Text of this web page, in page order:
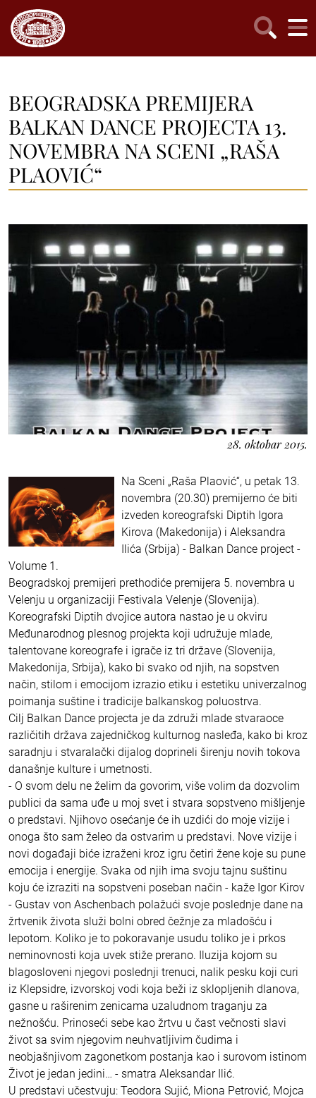
BEOGRADSKA PREMIJERA
BALKAN DANCE PROJECTA 13.
NOVEMBRA NA SCENI „RAŠA
PLAOVIĆ“
28. oktobar 2015.
Na Sceni „Raša Plaović“, u petak 13.
novembra (20.30) premijerno će biti
izveden koreografski Diptih Igora
Kirova (Makedonija) i Aleksandra
Ilića (Srbija) - Balkan Dance project -
Volume 1.
Beogradskoj premijeri prethodiće premijera 5. novembra u
Velenju u organizaciji Festivala Velenje (Slovenija).
Koreografski Diptih dvojice autora nastao je u okviru
Međunarodnog plesnog projekta koji udružuje mlade,
talentovane koreografe i igrače iz tri države (Slovenija,
Makedonija, Srbija), kako bi svako od njih, na sopstven
način, stilom i emocijom izrazio etiku i estetiku univerzalnog
poimanja suštine i tradicije balkanskog poluostrva.
Cilj Balkan Dance projecta je da združi mlade stvaraoce
različitih država zajedničkog kulturnog nasleđa, kako bi kroz
saradnju i stvaralački dijalog doprineli širenju novih tokova
današnje kulture i umetnosti.
- O svom delu ne želim da govorim, više volim da dozvolim
publici da sama uđe u moj svet i stvara sopstveno mišljenje
o predstavi. Njihovo osećanje će ih uzdići do moje vizije i
onoga što sam želeo da ostvarim u predstavi. Nove vizije i
novi događaji biće izraženi kroz igru četiri žene koje su pune
emocija i energije. Svaka od njih ima svoju tajnu suštinu
koju će izraziti na sopstveni poseban način - kaže Igor Kirov
- Gustav von Aschenbach polažući svoje poslednje dane na
žrtvenik života služi bolni obred čežnje za mladošću i
lepotom. Koliko je to pokoravanje usudu toliko je i prkos
neminovnosti koja uvek stiže prerano. Iluzija kojom su
blagosloveni njegovi poslednji trenuci, nalik pesku koji curi
iz Klepsidre, izvorskoj vodi koja beži iz sklopljenih dlanova,
gasne u raširenim zenicama uzaludnom traganju za
nežnošću. Prinoseći sebe kao žrtvu u čast večnosti slavi
život sa svim njegovim neuhvatljivim čudima i
neobjašnjivom zagonetkom postanja kao i surovom istinom
Život je jedan jedini… - smatra Aleksandar Ilić.
U predstavi učestvuju: Teodora Sujić, Miona Petrović, Mojca